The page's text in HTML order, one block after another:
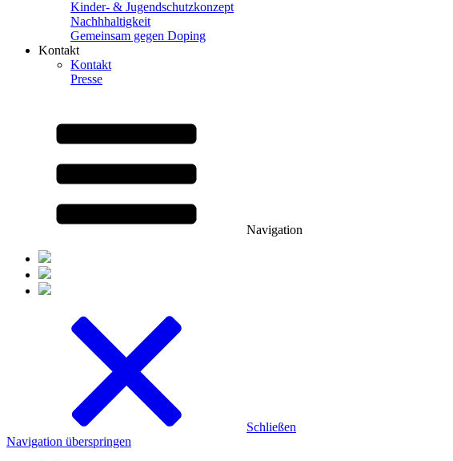
Kinder- & Jugendschutzkonzept
Nachhhaltigkeit
Gemeinsam gegen Doping
Kontakt
Kontakt
Presse
Navigation
Schließen
Navigation überspringen